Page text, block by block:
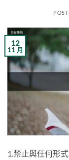
12
11 月
1.禁止與任何形